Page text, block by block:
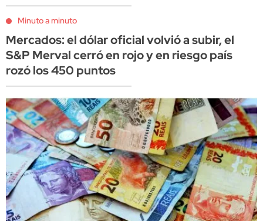
Minuto a minuto
Mercados: el dólar oficial volvió a subir, el
S&P Merval cerró en rojo y en riesgo país
rozó los 450 puntos